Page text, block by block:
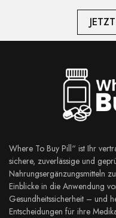
Where To Buy Pill“ ist Ihr
sichere, zuverlässige und
Nahrungsergänzungsmitteln
Einblicke in die Anwendung
Gesundheitssicherheit – und
Entscheidungen für ihre